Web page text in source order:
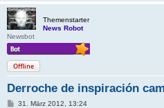
Themenstarter
News Robot
Newsbot
Offline
Derroche de inspiración
B31. März 2012, 13:24